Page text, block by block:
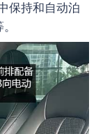
保持和自动泊